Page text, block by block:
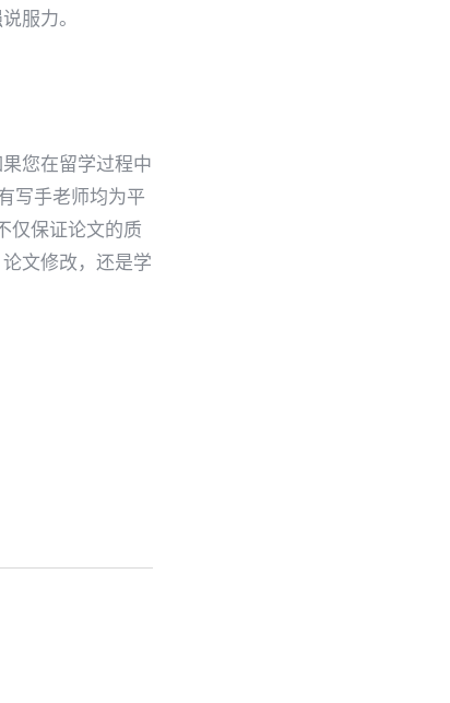
服力。
您在留学过程中
写手老师均为平
仅保证论文的质
文修改，还是学